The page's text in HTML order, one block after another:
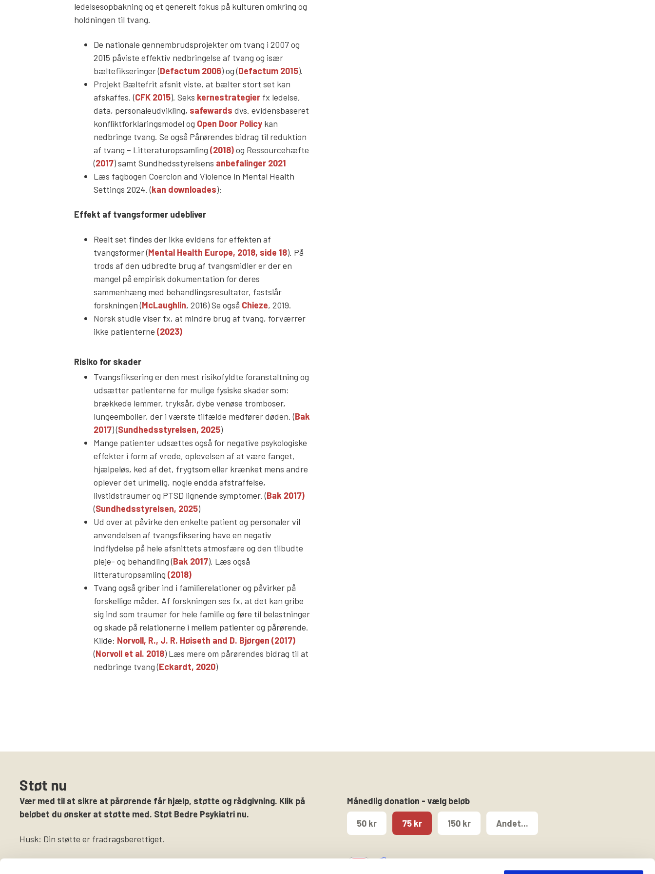
ledelsesopbakning og et generelt fokus på kulturen omkring og
holdningen til tvang.
De nationale gennembrudsprojekter om tvang i 2007 og
2015 påviste effektiv nedbringelse af tvang og især
bæltefikseringer (Defactum 2006) og (Defactum 2015).
Projekt Bæltefrit afsnit viste, at bælter stort set kan
afskaffes. (CFK 2015). Seks kernestrategier fx ledelse,
data, personaleudvikling, safewards dvs. evidensbaseret
konfliktforklaringsmodel og Open Door Policy kan
nedbringe tvang. Se også Pårørendes bidrag til reduktion
af tvang – Litteraturopsamling (2018)og Ressourcehæfte
(2017) samt Sundhedsstyrelsens anbefalinger 2021
Læs fagbogen Coercion and Violence in Mental Health
Settings 2024. (kan downloades):
Effekt af tvangsformer udebliver
Reelt set findes der ikke evidens for effekten af
tvangsformer (Mental Health Europe, 2018, side 18). På
trods af den udbredte brug af tvangsmidler er der en
mangel på empirisk dokumentation for deres
sammenhæng med behandlingsresultater, fastslår
forskningen (McLaughlin, 2016) Se også Chieze, 2019.
Norsk studie viser fx, at mindre brug af tvang, forværrer
ikke patienterne (2023)
Risiko for skader
Tvangsfiksering er den mest risikofyldte foranstaltning og
udsætter patienterne for mulige fysiske skader som:
brækkede lemmer, tryksår, dybe venøse tromboser,
lungeembolier, der i værste tilfælde medfører døden. (Bak
2017) (Sundhedsstyrelsen, 2025)
Mange patienter udsættes også for negative psykologiske
effekter i form af vrede, oplevelsen af at være fanget,
hjælpeløs, ked af det, frygtsom eller krænket mens andre
oplever det urimelig, nogle endda afstraffelse,
livstidstraumer og PTSD lignende symptomer. (Bak 2017)
(Sundhedsstyrelsen, 2025)
Ud over at påvirke den enkelte patient og personaler vil
anvendelsen af tvangsfiksering have en negativ
indflydelse på hele afsnittets atmosfære og den tilbudte
pleje- og behandling (Bak 2017). Læs også
litteraturopsamling (2018)
Tvang også griber ind i familierelationer og påvirker på
forskellige måder. Af forskningen ses fx, at det kan gribe
sig ind som traumer for hele familie og føre til belastninger
og skade på relationerne i mellem patienter og pårørende.
Kilde: Norvoll, R., J. R. Høiseth and D. Bjørgen (2017)
(Norvoll et al. 2018) Læs mere om pårørendes bidrag til at
nedbringe tvang (Eckardt, 2020)
Støt nu
Vær med til at sikre at pårørende får hjælp, støtte og rådgivning. Klik på
beløbet du ønsker at støtte med. Støt Bedre Psykiatri nu.
Husk: Din støtte er fradragsberettiget.
Månedlig donation - vælg beløb
50 kr 75 kr 150 kr Andet...